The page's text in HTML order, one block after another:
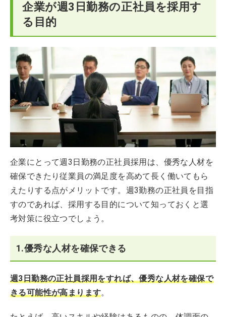
企業が週3日勤務の正社員を採用す
る目的
企業にとって週3日勤務の正社員採用は、優秀な人材を
確保できたり従業員の満足度を高めて長く働いてもら
えたりする点がメリットです。週3勤務の正社員を目指
すのであれば、採用する目的について知っておくと選
考対策に役立つでしょう。
1.優秀な人材を確保できる
週3日勤務の正社員採用をすれば、優秀な人材を確保で
きる可能性が高まります。